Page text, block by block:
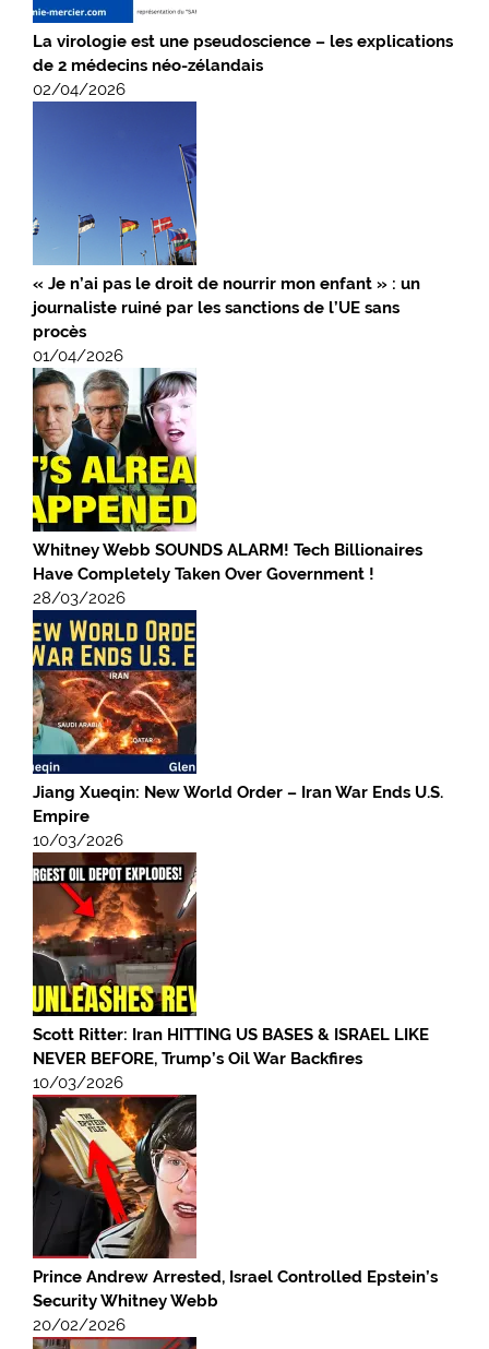
La virologie est une pseudoscience – les explications
de 2 médecins néo-zélandais
02/04/2026
« Je n’ai pas le droit de nourrir mon enfant » : un
journaliste ruiné par les sanctions de l’UE sans
procès
01/04/2026
Whitney Webb SOUNDS ALARM! Tech Billionaires
Have Completely Taken Over Government !
28/03/2026
Jiang Xueqin: New World Order – Iran War Ends U.S.
Empire
10/03/2026
Scott Ritter: Iran HITTING US BASES & ISRAEL LIKE
NEVER BEFORE, Trump’s Oil War Backfires
10/03/2026
Prince Andrew Arrested, Israel Controlled Epstein’s
Security Whitney Webb
20/02/2026